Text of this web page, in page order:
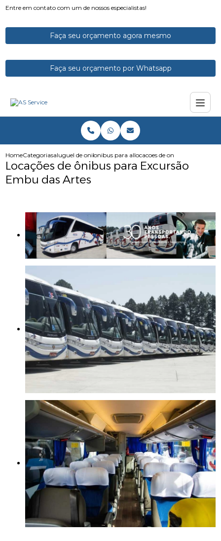
Entre em contato com um de nossos especialistas!
Faça seu orçamento agora mesmo
Faça seu orçamento por Whatsapp
HomeCategoriasaluguel de onibusonibus para alugarlocacoes de onibus para
Locações de ônibus para Excursão
Embu das Artes